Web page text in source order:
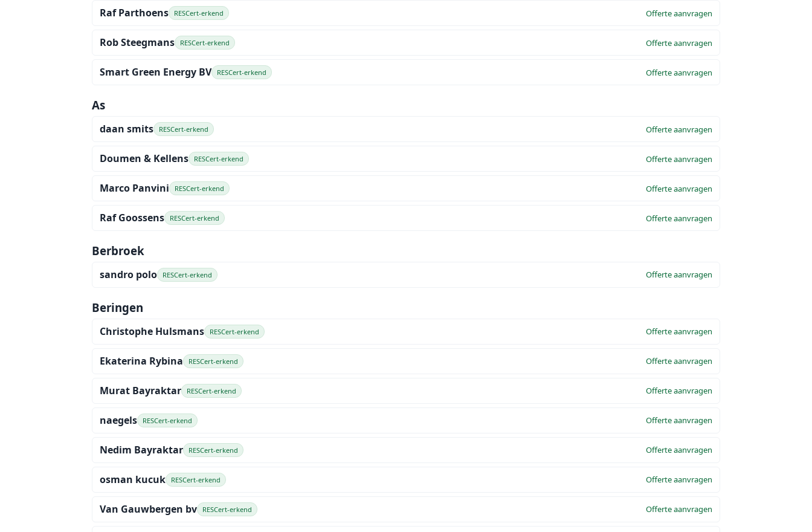
Raf Parthoens RESCert-erkend Offerte aanvragen
Rob Steegmans RESCert-erkend Offerte aanvragen
Smart Green Energy BV RESCert-erkend Offerte aanvragen
As
daan smits RESCert-erkend Offerte aanvragen
Doumen & Kellens RESCert-erkend Offerte aanvragen
Marco Panvini RESCert-erkend Offerte aanvragen
Raf Goossens RESCert-erkend Offerte aanvragen
Berbroek
sandro polo RESCert-erkend Offerte aanvragen
Beringen
Christophe Hulsmans RESCert-erkend Offerte aanvragen
Ekaterina Rybina RESCert-erkend Offerte aanvragen
Murat Bayraktar RESCert-erkend Offerte aanvragen
naegels RESCert-erkend Offerte aanvragen
Nedim Bayraktar RESCert-erkend Offerte aanvragen
osman kucuk RESCert-erkend Offerte aanvragen
Van Gauwbergen bv RESCert-erkend Offerte aanvragen